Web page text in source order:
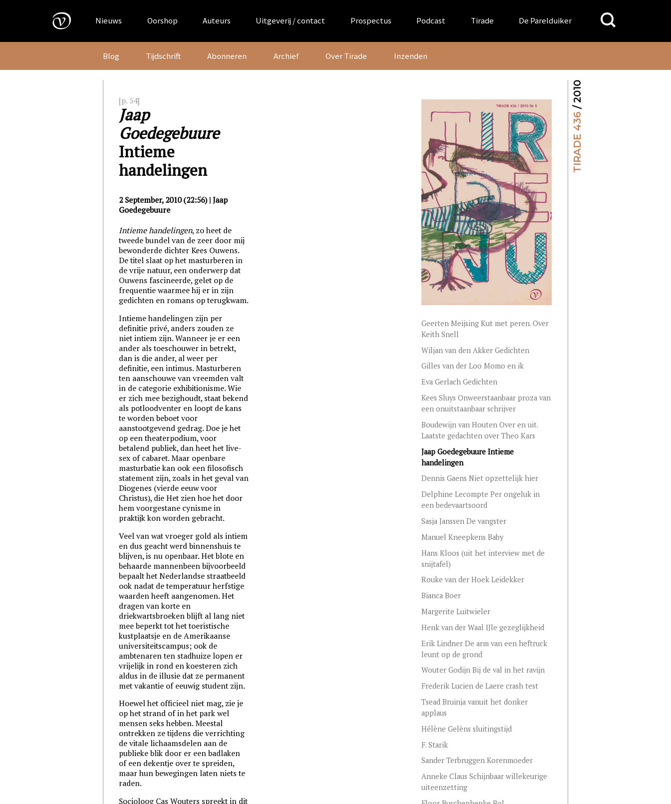
Nieuws Oorshop Auteurs Uitgeverij / contact Prospectus Podcast Tirade De Parelduiker
Search
for:
Blog Tijdschrift Abonneren Archief Over Tirade Inzenden
TIRADE 436
/ 2010
[p. 54]
Jaap
Goedegebuure
Intieme
handelingen
2 September, 2010 (22:56) | Jaap
Goedegebuure
Intieme handelingen, zo heet de
tweede bundel van de zeer door mij
bewonderde dichter Kees Ouwens.
De titel slaat op het masturberen in
de vrije natuur, een onderwerp dat
Ouwens fascineerde, gelet op de
frequentie waarmee hij er in zijn
gedichten en romans op terugkwam.
Intieme handelingen zijn per
definitie privé, anders zouden ze
niet intiem zijn. Wanneer je er een
ander als toeschouwer in betrekt,
dan is die ander, al weer per
definitie, een intimus. Masturberen
ten aanschouwe van vreemden valt
in de categorie exhibitionisme. Wie
er zich mee bezighoudt, staat bekend
als potloodventer en loopt de kans
te worden beboet voor
aanstootgevend gedrag. Doe je het
op een theaterpodium, voor
betalend publiek, dan heet het live-
sex of cabaret. Maar openbare
masturbatie kan ook een filosofisch
statement zijn, zoals in het geval van
Diogenes (vierde eeuw voor
Christus), die Het zien hoe het door
hem voorgestane cynisme in
praktijk kon worden gebracht.
Veel van wat vroeger gold als intiem
en dus geacht werd binnenshuis te
blijven, is nu openbaar. Het blote en
behaarde mannenbeen bijvoorbeeld
bepaalt het Nederlandse straatbeeld
ook nadat de temperatuur herfstige
waarden heeft aangenomen. Het
dragen van korte en
driekwartsbroeken blijft al lang niet
mee beperkt tot het toeristische
kustplaatsje en de Amerikaanse
universiteitscampus; ook de
ambtenaren ten stadhuize lopen er
vrijelijk in rond en koesteren zich
aldus in de illusie dat ze permanent
met vakantie of eeuwig student zijn.
Hoewel het officieel niet mag, zie je
op het strand of in het park wel
mensen seks hebben. Meestal
ontrekken ze tijdens die verrichting
de vitale lichaamsdelen aan de
publieke blik door er een badlaken
of een dekentje over te spreiden,
maar hun bewegingen laten niets te
raden.
Socioloog Cas Wouters spreekt in dit
Geerten Meijsing Kut met peren. Over
Keith Snell
Wiljan van den Akker Gedichten
Gilles van der Loo Momo en ik
Eva Gerlach Gedichten
Kees Sluys Onweerstaanbaar proza van
een onuitstaanbaar schrijver
Boudewijn van Houten Over en uit.
Laatste gedachten over Theo Kars
Jaap Goedegebuure Intieme
handelingen
Dennis Gaens Niet opzettelijk hier
Delphine Lecompte Per ongeluk in
een bedevaartsoord
Sasja Janssen De vangster
Manuel Kneepkens Baby
Hans Kloos (uit het interview met de
snijtafel)
Rouke van der Hoek Leidekker
Bianca Boer
Margerite Luitwieler
Henk van der Waal IJle gezeglijkheid
Erik Lindner De arm van een heftruck
leunt op de grond
Wouter Godijn Bij de val in het ravijn
Frederik Lucien de Laere crash test
Tsead Bruinja vanuit het donker
applaus
Hélène Gelèns sluitingstijd
F. Starik
Sander Terbruggen Korenmoeder
Anneke Claus Schijnbaar willekeurige
uiteenzetting